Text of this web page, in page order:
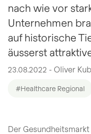
nach wie vor
Unternehmen
auf historische
äusserst
23.08.2022 - Oliver
#Healthcare Regional
Der